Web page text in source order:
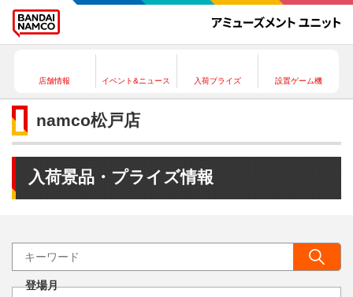
店舗情報 イベント&ニュース 入荷プライズ 設置ゲーム機
namco松戸店
入荷景品・プライズ情報
登場月